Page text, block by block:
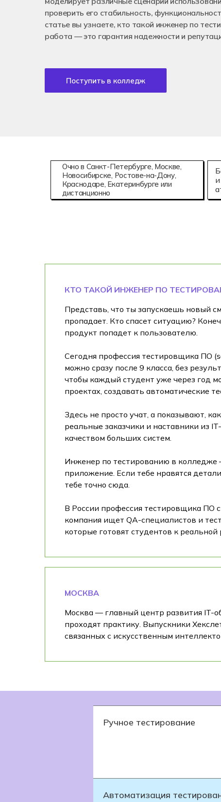
08.02.15
проверить его стабильность,
статье вы узнаете, кто такой инженер по
работа — это гарантия надежности и
Поступить в колледж
Очно в Санкт-Петербурге, Москве,
Новосибирске, Ростове-на-Дону,
Краснодаре, Екатеринбурге или
дистанционно
КТО ТАКОЙ ИНЖЕНЕР ПО
Представь, что ты запускаешь новый
пропадает. Кто спасет ситуацию?
продукт попадет к пользователю.
Сегодня профессия тестировщика ПО
можно сразу после 9 класса, без
чтобы каждый студент уже через год
проектах, создавать автоматические
Здесь не просто учат, а показывают,
реальные заказчики и наставники из
качеством больших систем.
Инженер по тестированию в колледже
приложение. Если тебе нравятся
тебе точно сюда.
В России профессия тестировщика ПО
компания ищет QA-специалистов и
которые готовят студентов к
МОСКВА
Москва — главный центр развития IT-
проходят практику. Выпускники
связанных с искусственным
Ручное тестирование
Автоматизация